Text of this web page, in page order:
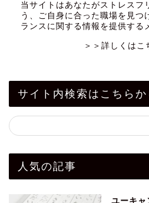
当サイトはあなたがストレスフ
う、ご自身に合った職場を見つ
ランスに関する情報を提供する
＞＞詳しくはこ
サイト内検索はこちら
人気の記事
ユーキャ